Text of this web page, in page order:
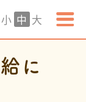
小 中 大
に